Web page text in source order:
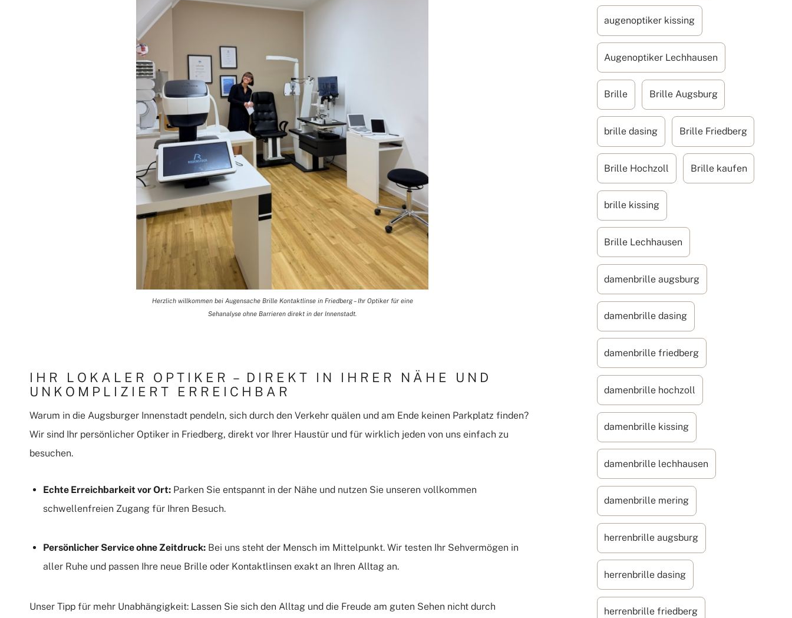
Herzlich willkommen bei Augensache Brille Kontaktlinse in Friedberg – Ihr Optiker für eine
Sehanalyse ohne Barrieren direkt in der Innenstadt.
IHR LOKALER OPTIKER – DIREKT IN IHRER NÄHE UND
UNKOMPLIZIERT ERREICHBAR
Warum in die Augsburger Innenstadt pendeln, sich durch den Verkehr quälen und am Ende keinen Parkplatz finden?
Wir sind Ihr persönlicher Optiker in Friedberg, direkt vor Ihrer Haustür und für wirklich jeden von uns einfach zu
besuchen.
Echte Erreichbarkeit vor Ort: Parken Sie entspannt in der Nähe und nutzen Sie unseren vollkommen
schwellenfreien Zugang für Ihren Besuch.
Persönlicher Service ohne Zeitdruck: Bei uns steht der Mensch im Mittelpunkt. Wir testen Ihr Sehvermögen in
aller Ruhe und passen Ihre neue Brille oder Kontaktlinsen exakt an Ihren Alltag an.
Unser Tipp für mehr Unabhängigkeit: Lassen Sie sich den Alltag und die Freude am guten Sehen nicht durch
augenoptiker kissing
Augenoptiker Lechhausen
Brille Brille Augsburg
brille dasing Brille Friedberg
Brille Hochzoll Brille kaufen
brille kissing
Brille Lechhausen
damenbrille augsburg
damenbrille dasing
damenbrille friedberg
damenbrille hochzoll
damenbrille kissing
damenbrille lechhausen
damenbrille mering
herrenbrille augsburg
herrenbrille dasing
herrenbrille friedberg